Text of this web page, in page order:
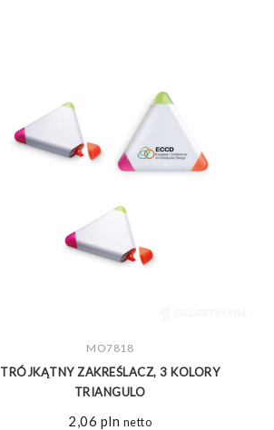
ZOBACZ WIĘCEJ
MO7818
TRÓJKĄTNY ZAKREŚLACZ, 3 KOLORY
TRIANGULO
2,06 pln netto